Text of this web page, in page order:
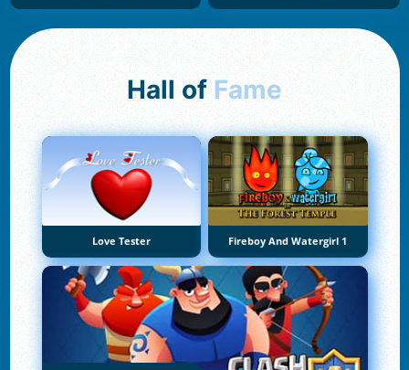
Hall of Fame
Love Tester Fireboy And Watergirl 1